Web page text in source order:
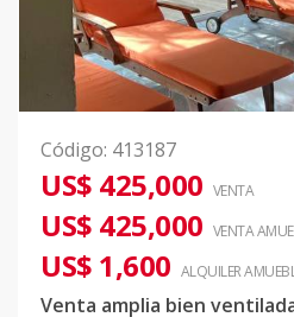
Código: 413187
US$ 425,000 VENTA
US$ 425,000 VENTA
US$ 1,600 ALQUILER
Venta amplia bien